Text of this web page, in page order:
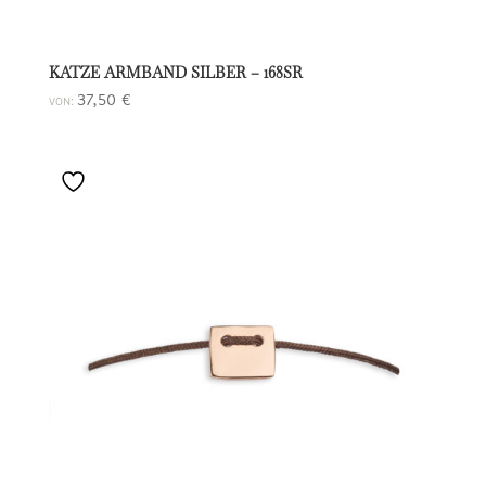
KATZE ARMBAND SILBER – 168SR
VON: 37,50 €